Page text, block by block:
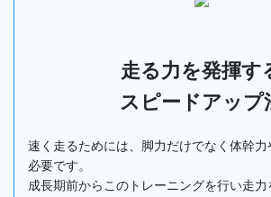
走る力を発揮す
スピードアップ
速く走るためには、脚力だけでなく体幹力
必要です。
成長期前からこのトレーニングを行い走力